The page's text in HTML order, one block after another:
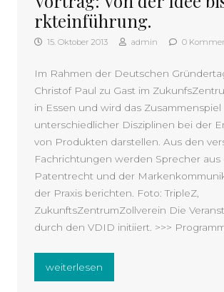
rkteinführung.
15. Oktober 2013 admin 0
Im Rahmen der Deutschen
Christof Paul zu Gast im
in Essen und wird das Zusammenspiel
unterschiedlicher Disziplinen bei der
von Produkten darstellen. Aus den
Fachrichtungen werden Sprecher aus
Patentrecht und der
der Praxis berichten. Foto: TripleZ,
ZukunftsZentrumZollverein Die
durch den VDID initiiert. >>> Programm
„Vortrag: Von der Idee bis zur
weiterlesen